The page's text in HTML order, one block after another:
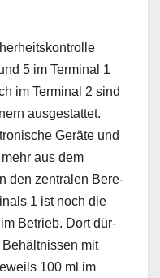
5 im Ter­mi­nal 1
im Ter­mi­nal 2 sind
aus­ges­tat­tet.
Geräte und
aus dem
den zen­tralen Bere­
1 ist noch die
Betrieb. Dort dür­
mit
100 ml im